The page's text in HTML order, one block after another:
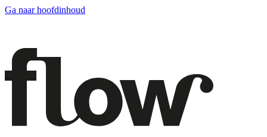
Ga naar hoofdinhoud